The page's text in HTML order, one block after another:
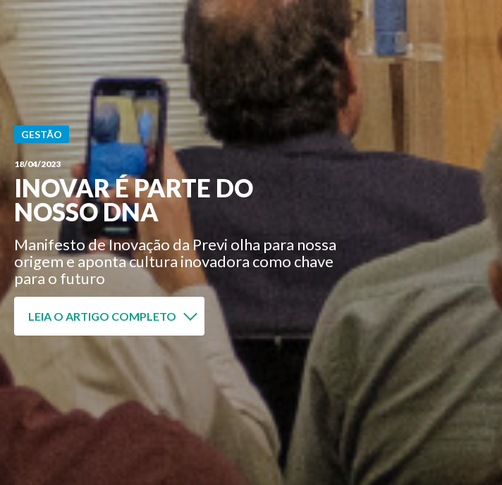
GESTÃO
18/04/2023
INOVAR É PARTE DO
NOSSO DNA
Manifesto de Inovação da Previ olha para nossa
origem e aponta cultura inovadora como chave
para o futuro
LEIA O ARTIGO COMPLETO